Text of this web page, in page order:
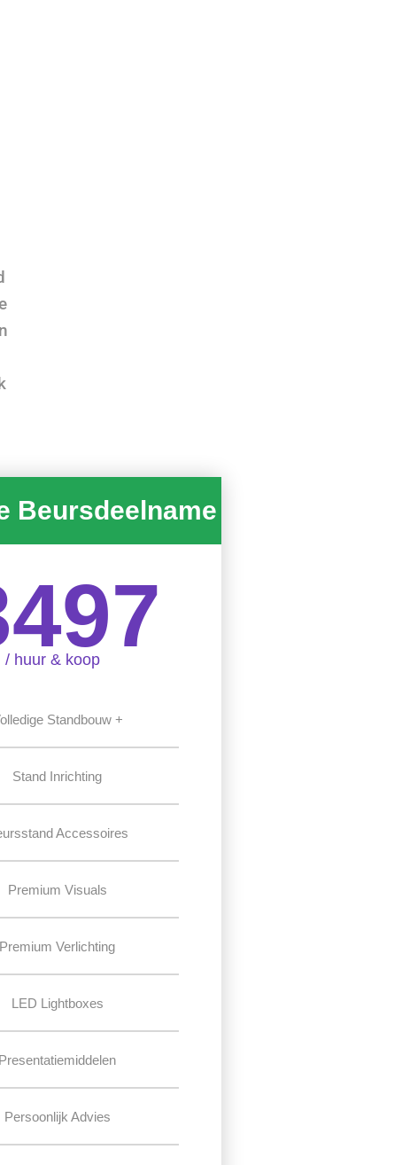
Beursdeelname
/ huur & koop
Standbouw +
Stand Inrichting
Accessoires
Premium Visuals
Premium Verlichting
LED Lightboxes
Presentatiemiddelen
Persoonlijk Advies